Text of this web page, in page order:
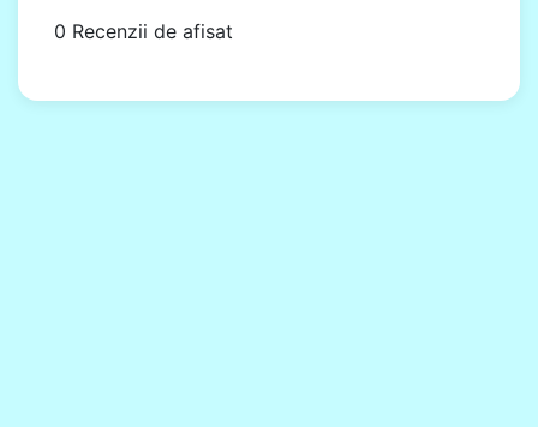
0 Recenzii de afisat